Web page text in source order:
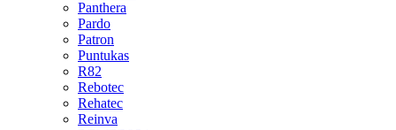
Panthera
Pardo
Patron
Puntukas
R82
Rebotec
Rehatec
Reinva